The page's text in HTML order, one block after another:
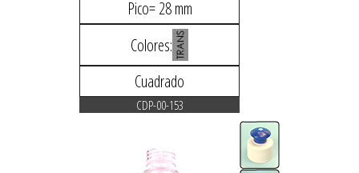
Pico= 28 mm
Colores:
Cuadrado
CDP-00-153